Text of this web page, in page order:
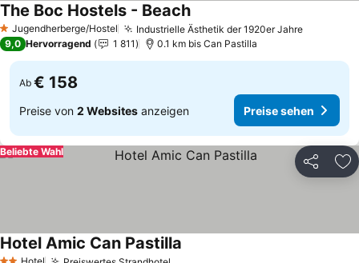
1 Sterne
Jugendherberge/Hostel Industrielle Ästhetik der 1920er JahrePreise
The Boc Hostels - BeachPreise sehen
9,0 Hervorragend 1 811 0.1 km bis Can Pastilla
Ab € 158
Preise von 2 Websites anzeigen Preise sehen
Teilen
Beliebte Wahl
Hotel
Hotel Amic Can Pastilla